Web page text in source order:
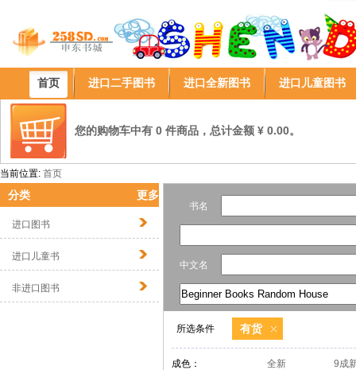
首页 进口二手图书 进口全新图书 进口儿童图书
您的购物车中有 0 件商品，总计金额 ¥ 0.00。
当前位置: 首页
分类 更多
进口图书
进口儿童书
非进口图书
书名
中文名
所选条件 有货
成色： 全新 9成